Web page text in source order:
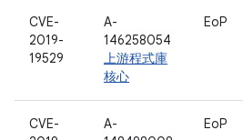
CVE-
2019-
19529
A-
146258054
上游程式庫
核心
EoP
CVE-
A-
EoP